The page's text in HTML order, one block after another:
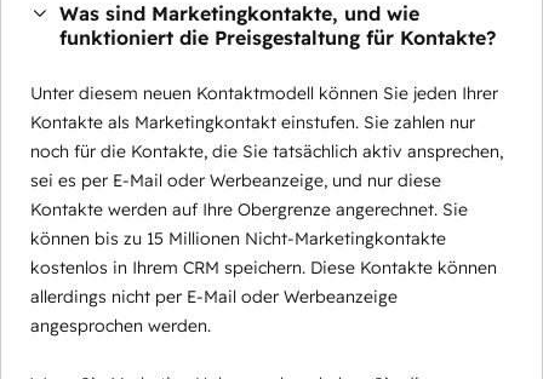
Was sind Marketingkontakte, und wie
funktioniert die Preisgestaltung für Kontakte?
Unter diesem neuen Kontaktmodell können Sie jeden Ihrer
Kontakte als Marketingkontakt einstufen. Sie zahlen nur
noch für die Kontakte, die Sie tatsächlich aktiv ansprechen,
sei es per E-Mail oder Werbeanzeige, und nur diese
Kontakte werden auf Ihre Obergrenze angerechnet. Sie
können bis zu 15 Millionen Nicht-Marketingkontakte
kostenlos in Ihrem CRM speichern. Diese Kontakte können
allerdings nicht per E-Mail oder Werbeanzeige
angesprochen werden.